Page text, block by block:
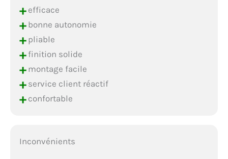
+efficace
+bonne autonomie
+pliable
+finition solide
+montage facile
+service client réactif
+confortable
Inconvénients